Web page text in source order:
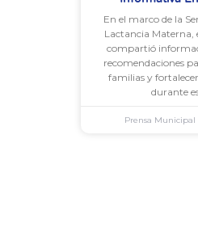
En el marco de la
Lactancia
compartió
recomendaciones
familias y
durante
Prensa Municipal